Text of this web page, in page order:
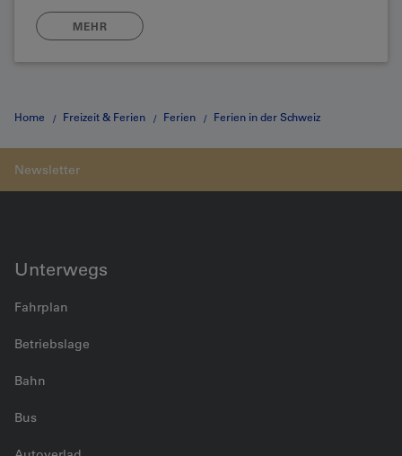
MEHR
Home Freizeit & Ferien Ferien Ferien in der Schweiz
Unterwegs
Fahrplan
Betriebslage
Bahn
Bus